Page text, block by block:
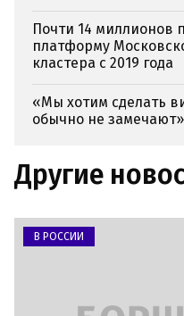
Почти 14 миллионов
платформу
кластера с 2019 года
«Мы хотим сделать
обычно не замечают»
Другие
В РОССИИ